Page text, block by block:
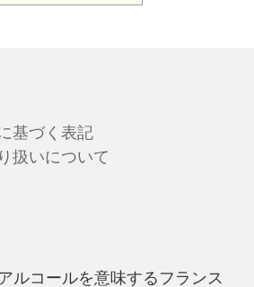
基づく表記
扱いについて
ルコールを意味するフランス